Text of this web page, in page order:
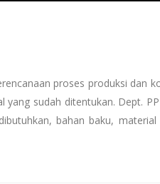
proses produksi dan
yang sudah ditentukan. Dept.
bahan baku,